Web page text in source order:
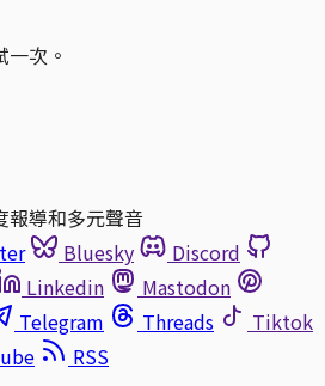
次。
報導和多元聲音
Bluesky
Discord
Linkedin
Mastodon
Telegram Threads
Tiktok
RSS